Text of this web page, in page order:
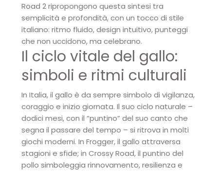
Road 2 ripropongono questa sintesi tra
semplicità e profondità, con un tocco di stile
italiano: ritmo fluido, design intuitivo, punteggi
che non uccidono, ma celebrano.
Il ciclo vitale del gallo:
simboli e ritmi culturali
In Italia, il gallo è da sempre simbolo di vigilanza,
coraggio e inizio giornata. Il suo ciclo naturale –
dodici mesi, con il “puntino” del suo canto che
segna il passare del tempo – si ritrova in molti
giochi moderni. In Frogger, il gallo attraversa
stagioni e sfide; in Crossy Road, il puntino del
pollo simboleggia rinnovamento, resilienza e